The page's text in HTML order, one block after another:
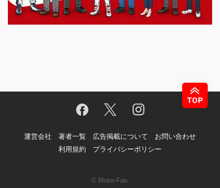
運営会社 著者一覧 広告掲載について
お問い合わせ
利用規約
プライバシーポリシー
© Motor-Fan.